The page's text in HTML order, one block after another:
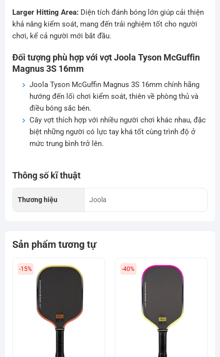
Larger Hitting Area:Diện tích đánh bóng lớn giúp cải thiện
khả năng kiểm soát, mang đến trải nghiệm tốt cho người
chơi, kể cả người mới bắt đầu.
Đối tượng phù hợp với vợt Joola Tyson McGuffin
Magnus 3S 16mm
Joola Tyson McGuffin Magnus 3S 16mm chính hãng
hướng đến lối chơi kiểm soát, thiên về phòng thủ và
điều bóng sắc bén.
Cây vợt thích hợp với nhiều người chơi khác nhau, đặc
biệt những người có lực tay khá tốt cùng trình độ ở
mức trung bình trở lên.
Thông số kĩ thuật
Thương hiệu Joola
Sản phẩm tương tự
-15% -40%